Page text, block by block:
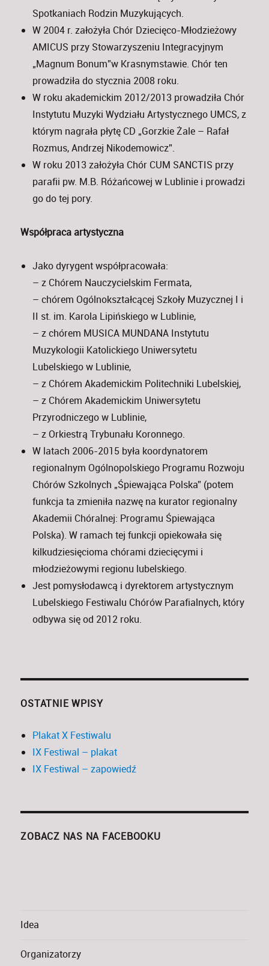
Spotkaniach Rodzin Muzykujących.
W 2004 r. założyła Chór Dziecięco-Młodzieżowy
AMICUS przy Stowarzyszeniu Integracyjnym
„Magnum Bonum”w Krasnymstawie. Chór ten
prowadziła do stycznia 2008 roku.
W roku akademickim 2012/2013 prowadziła Chór
Instytutu Muzyki Wydziału Artystycznego UMCS, z
którym nagrała płytę CD „Gorzkie Żale – Rafał
Rozmus, Andrzej Nikodemowicz”.
W roku 2013 założyła Chór CUM SANCTIS przy
parafii pw. M.B. Różańcowej w Lublinie i prowadzi
go do tej pory.
Współpraca artystyczna
Jako dyrygent współpracowała:
– z Chórem Nauczycielskim Fermata,
– chórem Ogólnokształcącej Szkoły Muzycznej I i
II st. im. Karola Lipińskiego w Lublinie,
– z chórem MUSICA MUNDANA Instytutu
Muzykologii Katolickiego Uniwersytetu
Lubelskiego w Lublinie,
– z Chórem Akademickim Politechniki Lubelskiej,
– z Chórem Akademickim Uniwersytetu
Przyrodniczego w Lublinie,
– z Orkiestrą Trybunału Koronnego.
W latach 2006-2015 była koordynatorem
regionalnym Ogólnopolskiego Programu Rozwoju
Chórów Szkolnych „Śpiewająca Polska” (potem
funkcja ta zmieniła nazwę na kurator regionalny
Akademii Chóralnej: Programu Śpiewająca
Polska). W ramach tej funkcji opiekowała się
kilkudziesięcioma chórami dziecięcymi i
młodzieżowymi regionu lubelskiego.
Jest pomysłodawcą i dyrektorem artystycznym
Lubelskiego Festiwalu Chórów Parafialnych, który
odbywa się od 2012 roku.
OSTATNIE WPISY
Plakat X Festiwalu
IX Festiwal – plakat
IX Festiwal – zapowiedź
ZOBACZ NAS NA FACEBOOKU
Idea
Organizatorzy